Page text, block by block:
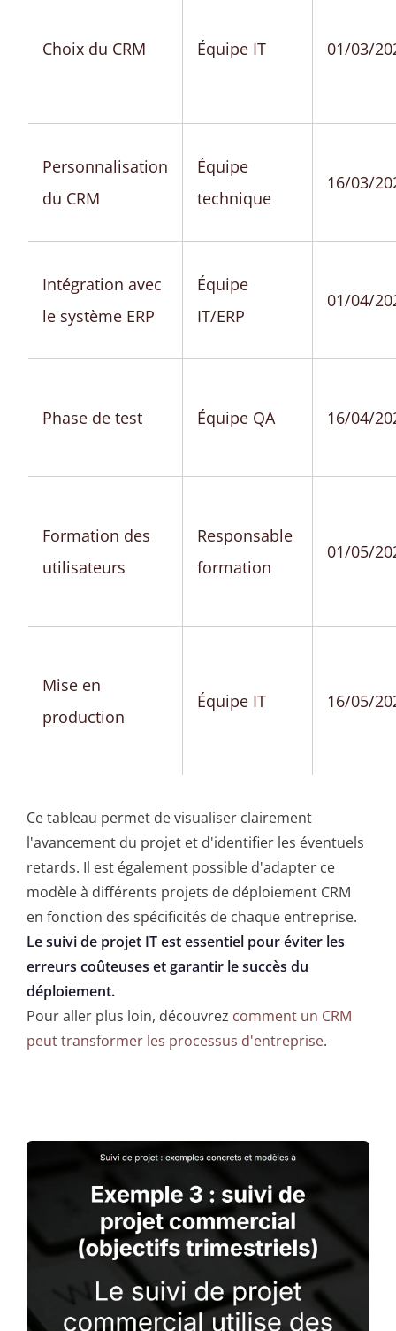
Choix du CRM Équipe IT 01/03/
Personnalisation
du CRM
Équipe
technique
16/03/
Intégration avec
le système ERP
Équipe
IT/ERP
01/04/
Phase de test Équipe QA 16/04/
Formation des
utilisateurs
Responsable
formation
01/05/
Mise en
production
Équipe IT 16/05/
Ce tableau permet de visualiser clairement
l'avancement du projet et d'identifier les éventuels
retards. Il est également possible d'adapter ce
modèle à différents projets de déploiement CRM
en fonction des spécificités de chaque entreprise.
Le suivi de projet IT est essentiel pour éviter les
erreurs coûteuses et garantir le succès du
déploiement.
Pour aller plus loin, découvrez comment un CRM
peut transformer les processus d'entreprise.